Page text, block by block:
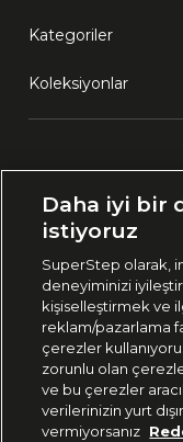
Kategoriler
Koleksiyonlar
🇹🇷 Türkiye
444 37 36
Uygulamadan
Daha iyi bir
istiyoruz
SuperStep olarak,
deneyiminizi
kişiselleştirmek ve
reklam/pazarlama
çerezler
zorunlu olan
ve bu çerezler
verilerinizin yurt
vermiyorsanız